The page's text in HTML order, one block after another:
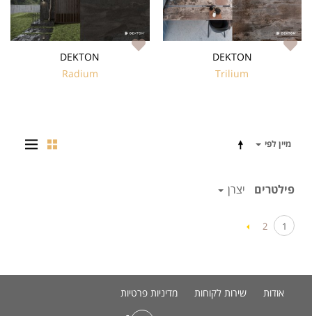
DEKTON
Trilium
DEKTON
Radium
מיין לפי
פילטרים יצרן
1
2
אודות שירות לקוחות מדיניות פרטיות